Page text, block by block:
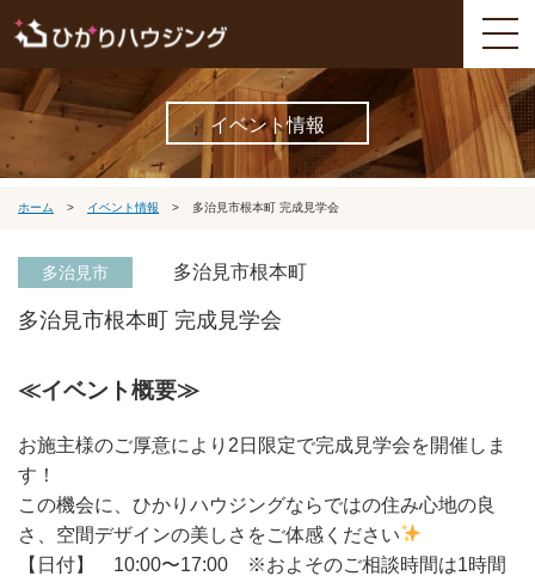
イベント情報
ホーム > イベント情報 > 多治見市根本町 完成見学会
多治見市 多治見市根本町
多治見市根本町 完成見学会
≪イベント概要≫
お施主様のご厚意により2日限定で完成見学会を開催しま
す！
この機会に、ひかりハウジングならではの住み心地の良
さ、空間デザインの美しさをご体感ください
【日付】 10:00〜17:00 ※およそのご相談時間は1時間